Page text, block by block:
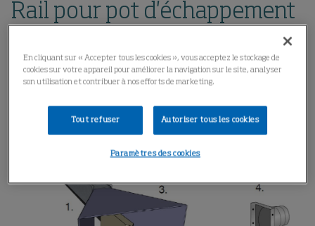
Rail pour pot d'échappement
En cliquant sur « Accepter tous les cookies », vous acceptez le stockage de
cookies sur votre appareil pour améliorer la navigation sur le site, analyser
son utilisation et contribuer à nos efforts de marketing.
Tout refuser Autoriser tous les cookies
Paramètres des cookies